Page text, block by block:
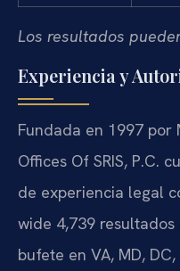
Los resultados
Experiencia y
Fundada en 1997
Offices Of SRIS, P.C.
de experiencia legal
wide 4,739
bufete en VA, MD,